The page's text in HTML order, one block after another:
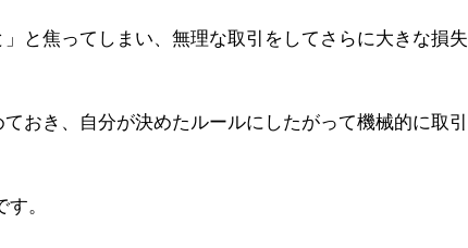
と焦ってしまい、無理な取引をしてさらに大きな損失
おき、自分が決めたルールにしたがって機械的に取引
。